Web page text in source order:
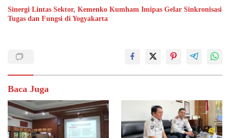
Sinergi Lintas Sektor, Kemenko Kumham Imipas Gelar Sinkronisasi
Tugas dan Fungsi di Yogyakarta
Baca Juga